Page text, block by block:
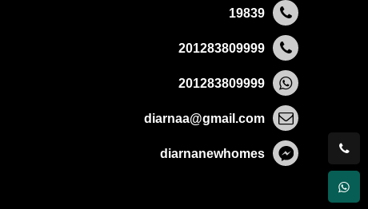
19839
201283809999
201283809999
diarnaa@gmail.com
diarnanewhomes